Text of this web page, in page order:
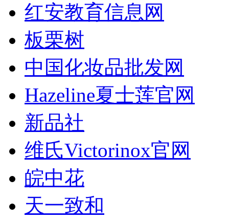
红安教育信息网
板栗树
中国化妆品批发网
Hazeline夏士莲官网
新品社
维氏Victorinox官网
皖中花
天一致和